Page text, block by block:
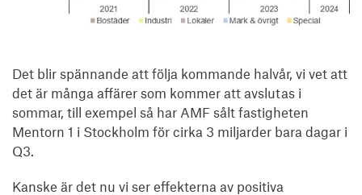
Det blir spännande att följa kommande halvår, vi vet att
det är många affärer som kommer att avslutas i
sommar, till exempel så har AMF sålt fastigheten
Mentorn 1 i Stockholm för cirka 3 miljarder bara dagar i
Q3.
Kanske är det nu vi ser effekterna av positiva